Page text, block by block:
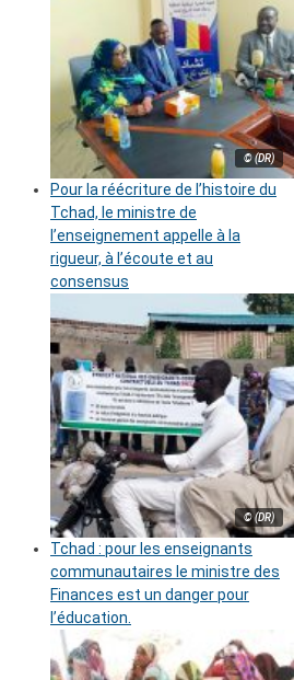
© (DR)
Pour la réécriture de l’histoire du
Tchad, le ministre de
l’enseignement appelle à la
rigueur, à l’écoute et au
consensus
© (DR)
Tchad : pour les enseignants
communautaires le ministre des
Finances est un danger pour
l’éducation.